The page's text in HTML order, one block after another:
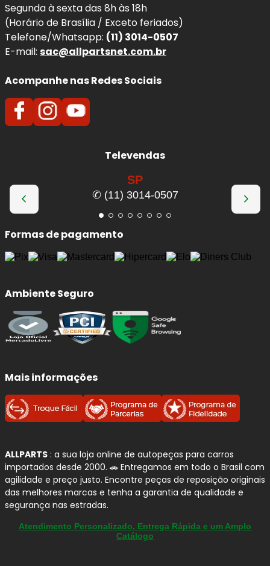
Segunda à sexta das 8h às 18h
(Horário de Brasília / Exceto feriados)
Telefone/Whatsapp: (11) 3014-0507
E-mail: sac@allpartsnet.com.br
Acompanhe nas Redes Sociais
Televendas
SP
✆ (11) 3014-0507
Formas de pagamento
Ambiente Seguro
Mais informações
ALLPARTS : a sua loja online de autopeças para carros
importados desde 2000. 🚗 Entregamos em todo o Brasil com
agilidade e preço justo. Encontre peças de reposição originais
das melhores marcas e tenha a garantia de qualidade e
segurança nas estradas.
Atendimento Personalizado, Entrega Rápida e um Amplo
Catálogo